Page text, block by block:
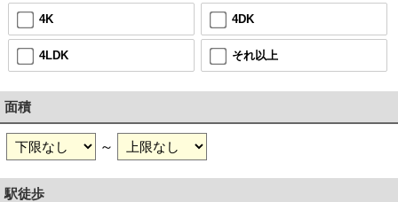
4K 4DK
4LDK それ以上
面積
～
駅徒歩